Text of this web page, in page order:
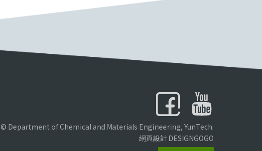
© Department of Chemical and Materials Engineering, YunTech.
網頁設計 DESIGNGOGO